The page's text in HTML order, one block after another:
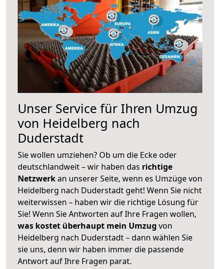
Unser Service für Ihren Umzug
von Heidelberg nach
Duderstadt
Sie wollen umziehen? Ob um die Ecke oder
deutschlandweit – wir haben das richtige
Netzwerkan unserer Seite, wenn es Umzüge von
Heidelberg nach Duderstadt geht! Wenn Sie nicht
weiterwissen – haben wir die richtige Lösung für
Sie! Wenn Sie Antworten auf Ihre Fragen wollen,
was kostet überhaupt mein Umzug von
Heidelberg nach Duderstadt – dann wählen Sie
sie uns, denn wir haben immer die passende
Antwort auf Ihre Fragen parat.